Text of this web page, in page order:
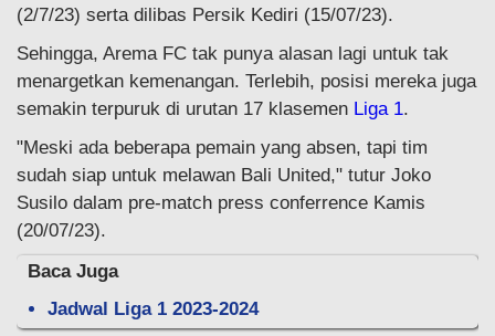
(2/7/23) serta dilibas Persik Kediri (15/07/23).
Sehingga, Arema FC tak punya alasan lagi untuk tak
menargetkan kemenangan. Terlebih, posisi mereka juga
semakin terpuruk di urutan 17 klasemen Liga 1.
"Meski ada beberapa pemain yang absen, tapi tim
sudah siap untuk melawan Bali United," tutur Joko
Susilo dalam pre-match press conferrence Kamis
(20/07/23).
Baca Juga
Jadwal Liga 1 2023-2024